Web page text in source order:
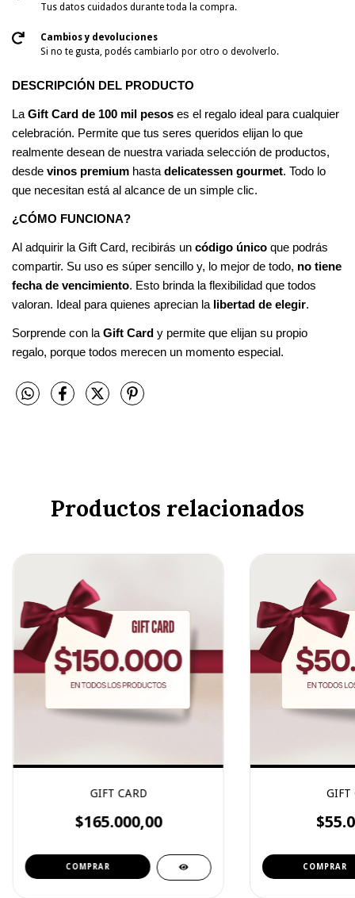
Tus datos cuidados durante toda la compra.
Cambios y devoluciones
Si no te gusta, podés cambiarlo por otro o devolverlo.
DESCRIPCIÓN DEL PRODUCTO
La Gift Card de 100 mil pesos es el regalo ideal para cualquier
celebración. Permite que tus seres queridos elijan lo que
realmente desean de nuestra variada selección de productos,
desde vinos premium hasta delicatessen gourmet. Todo lo
que necesitan está al alcance de un simple clic.
¿CÓMO FUNCIONA?
Al adquirir la Gift Card, recibirás un código único que podrás
compartir. Su uso es súper sencillo y, lo mejor de todo, no tiene
fecha de vencimiento. Esto brinda la flexibilidad que todos
valoran. Ideal para quienes aprecian la libertad de elegir.
Sorprende con la Gift Card y permite que elijan su propio
regalo, porque todos merecen un momento especial.
Productos relacionados
GIFT CARD
$165.000,00
GIFT